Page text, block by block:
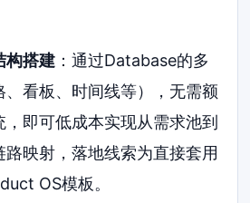
构搭建：通过Database的多
、看板、时间线等），无需额
，即可低成本实现从需求池到
映射，落地线索为直接套用
OS模板。